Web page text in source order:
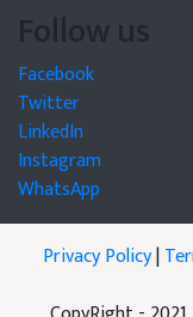
Follow us
Facebook
Twitter
LinkedIn
Instagram
WhatsApp
Privacy Policy|